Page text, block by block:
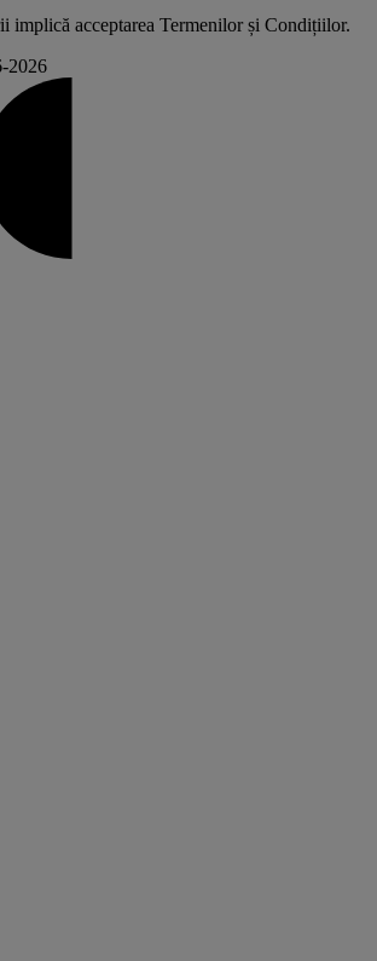
implică acceptarea Termenilor și Condițiilor.
2026